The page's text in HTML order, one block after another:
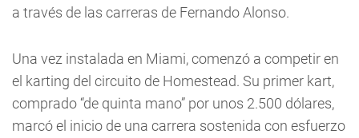
a través de las carreras de Fernando Alonso.
Una vez instalada en Miami, comenzó a competir en
el karting del circuito de Homestead. Su primer kart,
comprado “de quinta mano” por unos 2.500 dólares,
marcó el inicio de una carrera sostenida con esfuerzo